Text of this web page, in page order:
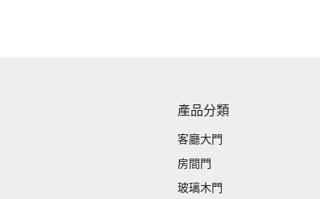
產品分類
客廳大門
房間門
玻璃木門